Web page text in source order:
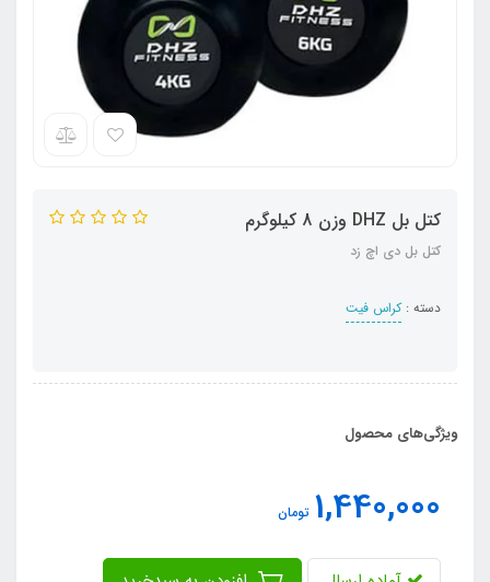
کتل بل DHZ وزن 8 کیلوگرم
کتل بل دی اچ زد
دسته :کراس فیت
ویژگی‌های محصول
1,440,000 تومان